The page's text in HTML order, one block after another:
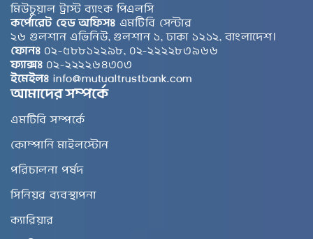
মিউচুয়াল ট্রাস্ট ব্যাংক পিএলসি
কর্পোরেট হেড অফিসঃ এমটিবি সেন্টার
২৬ গুলশান এভিনিউ, গুলশান ১, ঢাকা ১২১২, বাংলাদেশ।
ফোনঃ ০২-৫৮৮১২২৯৮, ০২-২২২২৮৩৯৬৬
ফ্যাক্সঃ ০২-২২২২৬৪৩০৩
ইমেইলঃ info@mutualtrustbank.com
আমাদের সম্পর্কে
এমটিবি সম্পর্কে
কোম্পানি মাইলস্টোন
পরিচালনা পর্ষদ
সিনিয়র ব্যবস্থাপনা
ক্যারিয়ার